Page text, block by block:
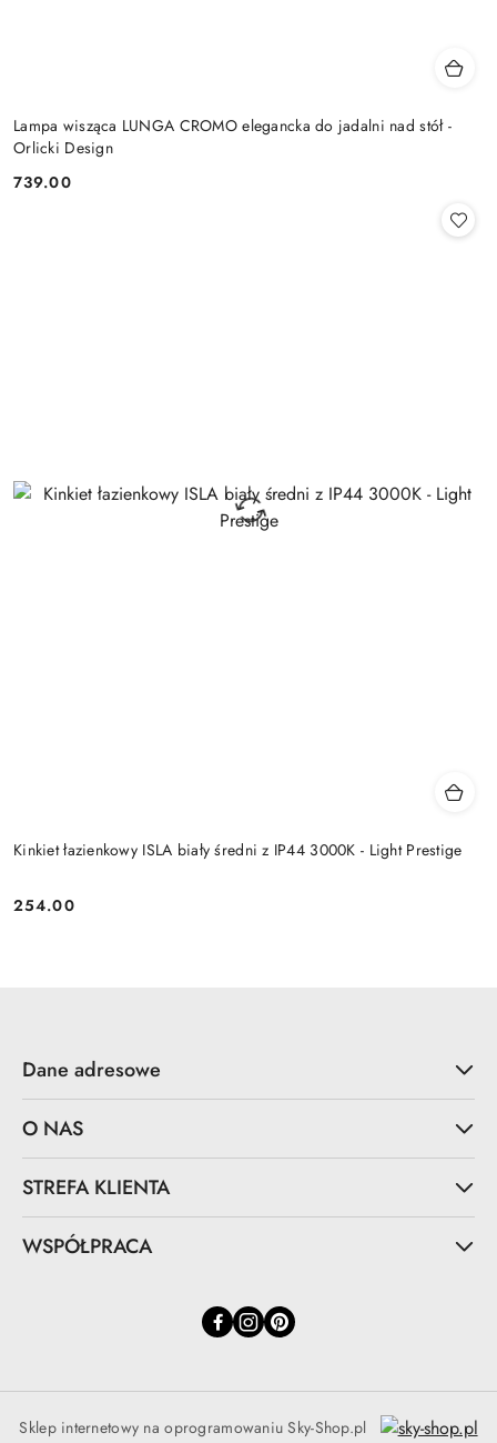
Lampa wisząca LUNGA CROMO elegancka do jadalni nad stół -
Orlicki Design
Cena:
739.00
Kinkiet łazienkowy ISLA biały średni z IP44 3000K - Light Prestige
Cena:
254.00
Dane adresowe
O NAS
STREFA KLIENTA
WSPÓŁPRACA
Sklep internetowy na oprogramowaniu Sky-Shop.pl